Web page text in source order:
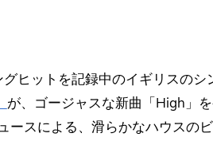
ヒットを記録中のイギリスのシ
が、ゴージャスな新曲「High」
ースによる、滑らかなハウスの